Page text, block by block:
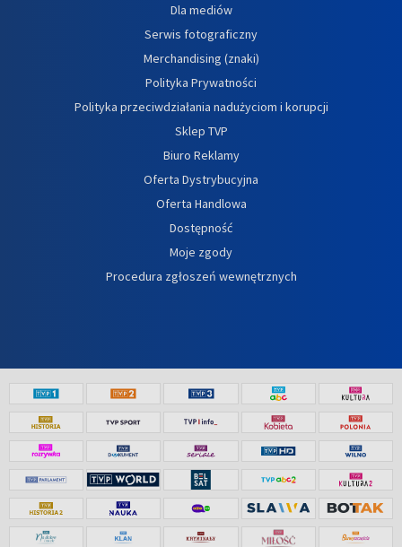
Dla mediów
Serwis fotograficzny
Merchandising (znaki)
Polityka Prywatności
Polityka przeciwdziałania nadużyciom i korupcji
Sklep TVP
Biuro Reklamy
Oferta Dystrybucyjna
Oferta Handlowa
Dostępność
Moje zgody
Procedura zgłoszeń wewnętrznych